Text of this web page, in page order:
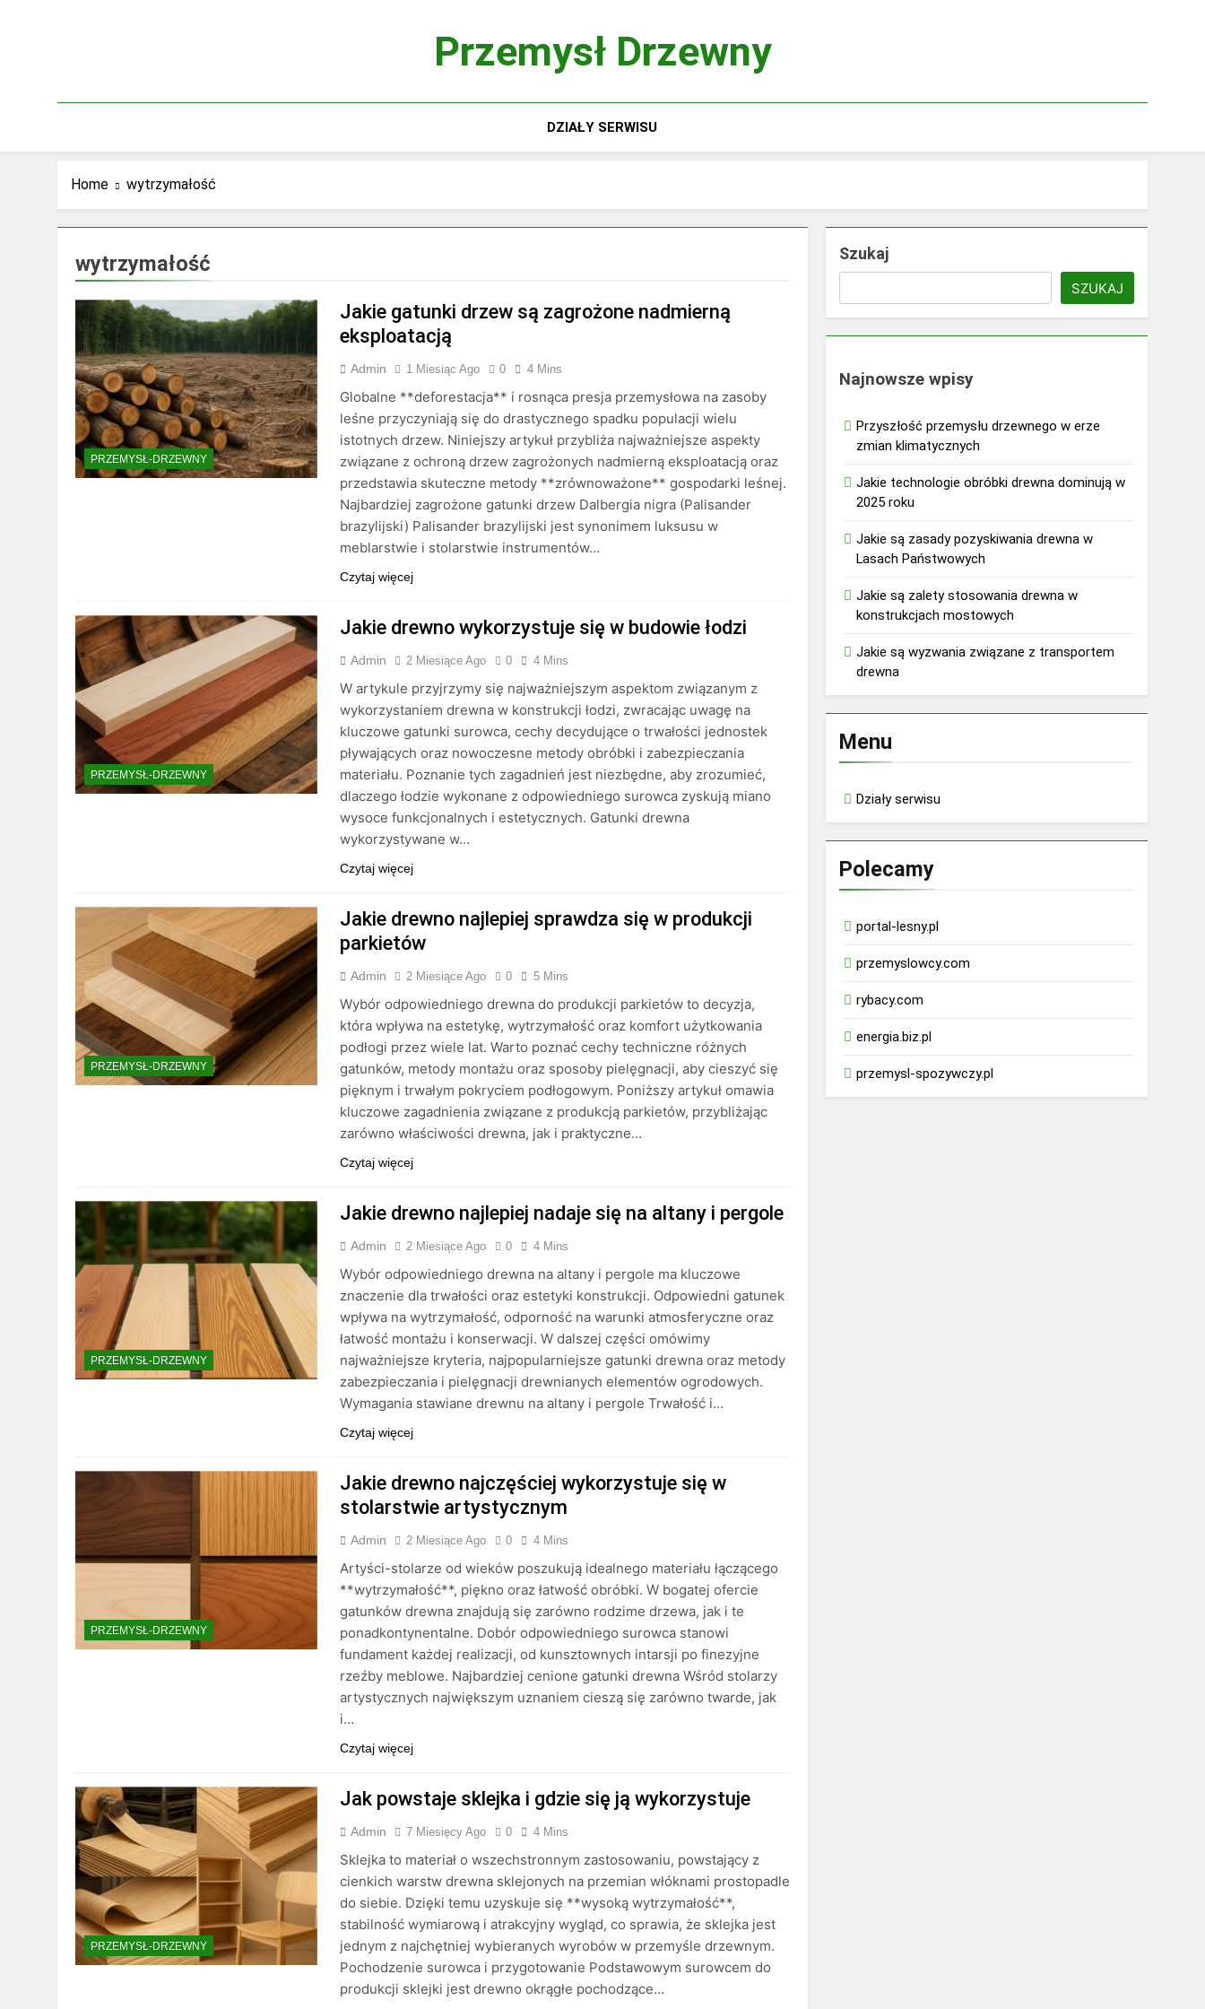
Przemysł Drzewny
DZIAŁY SERWISU
Home wytrzymałość
wytrzymałość
PRZEMYSŁ-DRZEWNY
Jakie gatunki drzew są zagrożone nadmierną
eksploatacją
Admin 1 Miesiąc Ago 0 4 Mins
Globalne **deforestacja** i rosnąca presja przemysłowa na zasoby
leśne przyczyniają się do drastycznego spadku populacji wielu
istotnych drzew. Niniejszy artykuł przybliża najważniejsze aspekty
związane z ochroną drzew zagrożonych nadmierną eksploatacją oraz
przedstawia skuteczne metody **zrównoważone** gospodarki leśnej.
Najbardziej zagrożone gatunki drzew Dalbergia nigra (Palisander
brazylijski) Palisander brazylijski jest synonimem luksusu w
meblarstwie i stolarstwie instrumentów…
Czytaj więcej
PRZEMYSŁ-DRZEWNY
Jakie drewno wykorzystuje się w budowie łodzi
Admin 2 Miesiące Ago 0 4 Mins
W artykule przyjrzymy się najważniejszym aspektom związanym z
wykorzystaniem drewna w konstrukcji łodzi, zwracając uwagę na
kluczowe gatunki surowca, cechy decydujące o trwałości jednostek
pływających oraz nowoczesne metody obróbki i zabezpieczania
materiału. Poznanie tych zagadnień jest niezbędne, aby zrozumieć,
dlaczego łodzie wykonane z odpowiedniego surowca zyskują miano
wysoce funkcjonalnych i estetycznych. Gatunki drewna
wykorzystywane w…
Czytaj więcej
PRZEMYSŁ-DRZEWNY
Jakie drewno najlepiej sprawdza się w produkcji
parkietów
Admin 2 Miesiące Ago 0 5 Mins
Wybór odpowiedniego drewna do produkcji parkietów to decyzja,
która wpływa na estetykę, wytrzymałość oraz komfort użytkowania
podłogi przez wiele lat. Warto poznać cechy techniczne różnych
gatunków, metody montażu oraz sposoby pielęgnacji, aby cieszyć się
pięknym i trwałym pokryciem podłogowym. Poniższy artykuł omawia
kluczowe zagadnienia związane z produkcją parkietów, przybliżając
zarówno właściwości drewna, jak i praktyczne…
Czytaj więcej
PRZEMYSŁ-DRZEWNY
Jakie drewno najlepiej nadaje się na altany i pergole
Admin 2 Miesiące Ago 0 4 Mins
Wybór odpowiedniego drewna na altany i pergole ma kluczowe
znaczenie dla trwałości oraz estetyki konstrukcji. Odpowiedni gatunek
wpływa na wytrzymałość, odporność na warunki atmosferyczne oraz
łatwość montażu i konserwacji. W dalszej części omówimy
najważniejsze kryteria, najpopularniejsze gatunki drewna oraz metody
zabezpieczania i pielęgnacji drewnianych elementów ogrodowych.
Wymagania stawiane drewnu na altany i pergole Trwałość i…
Czytaj więcej
PRZEMYSŁ-DRZEWNY
Jakie drewno najczęściej wykorzystuje się w
stolarstwie artystycznym
Admin 2 Miesiące Ago 0 4 Mins
Artyści-stolarze od wieków poszukują idealnego materiału łączącego
**wytrzymałość**, piękno oraz łatwość obróbki. W bogatej ofercie
gatunków drewna znajdują się zarówno rodzime drzewa, jak i te
ponadkontynentalne. Dobór odpowiedniego surowca stanowi
fundament każdej realizacji, od kunsztownych intarsji po finezyjne
rzeźby meblowe. Najbardziej cenione gatunki drewna Wśród stolarzy
artystycznych największym uznaniem cieszą się zarówno twarde, jak
i…
Czytaj więcej
PRZEMYSŁ-DRZEWNY
Jak powstaje sklejka i gdzie się ją wykorzystuje
Admin 7 Miesięcy Ago 0 4 Mins
Sklejka to materiał o wszechstronnym zastosowaniu, powstający z
cienkich warstw drewna sklejonych na przemian włóknami prostopadle
do siebie. Dzięki temu uzyskuje się **wysoką wytrzymałość**,
stabilność wymiarową i atrakcyjny wygląd, co sprawia, że sklejka jest
jednym z najchętniej wybieranych wyrobów w przemyśle drzewnym.
Pochodzenie surowca i przygotowanie Podstawowym surowcem do
produkcji sklejki jest drewno okrągłe pochodzące…
Szukaj
SZUKAJ
Najnowsze wpisy
Przyszłość przemysłu drzewnego w erze
zmian klimatycznych
Jakie technologie obróbki drewna dominują w
2025 roku
Jakie są zasady pozyskiwania drewna w
Lasach Państwowych
Jakie są zalety stosowania drewna w
konstrukcjach mostowych
Jakie są wyzwania związane z transportem
drewna
Menu
Działy serwisu
Polecamy
portal-lesny.pl
przemyslowcy.com
rybacy.com
energia.biz.pl
przemysl-spozywczy.pl